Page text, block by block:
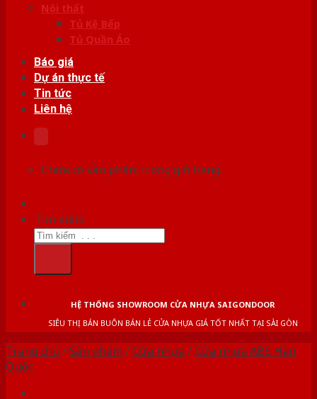
Nội thất
Tủ Kệ Bếp
Tủ Quần Áo
Báo giá
Dự án thực tế
Tin tức
Liên hệ
Chưa có sản phẩm trong giỏ hàng.
Tìm kiếm:
HỆ THỐNG SHOWROOM CỬA NHỰA SAIGONDOOR
SIÊU THỊ BÁN BUÔN BÁN LẺ CỬA NHỰA GIÁ TỐT NHẤT TẠI SÀI GÒN
Trang chủ /Sản phẩm /Cửa nhựa /Cửa nhựa ABS Hàn
Quốc